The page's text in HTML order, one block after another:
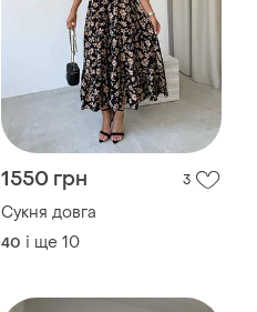
1550 грн 3
Сукня довга
40 і ще 10